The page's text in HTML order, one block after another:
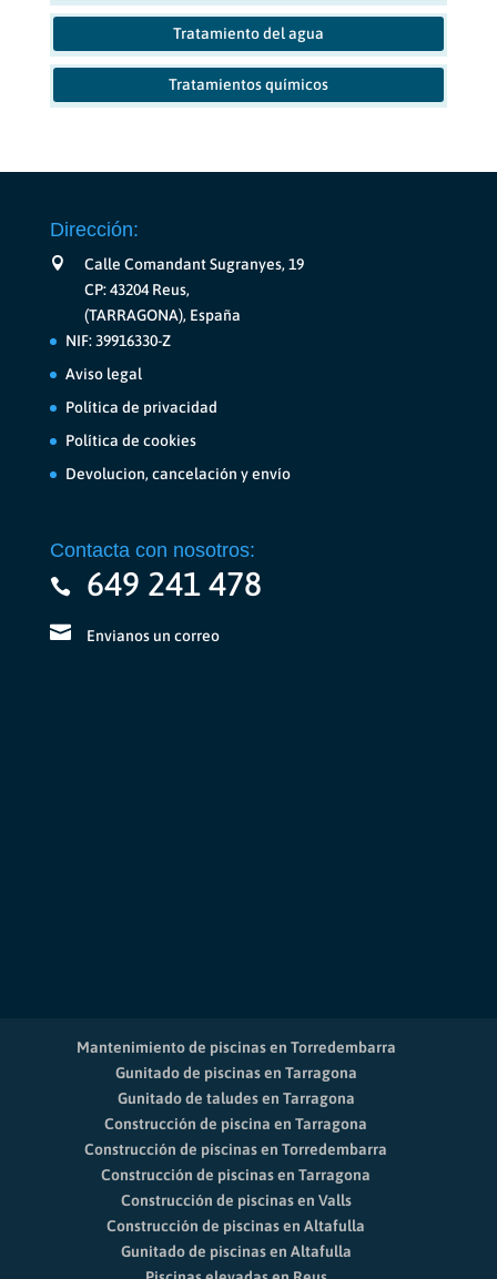
Tratamiento del agua
Tratamientos químicos
Dirección:
Calle Comandant Sugranyes, 19
CP: 43204 Reus,
(TARRAGONA), España
NIF: 39916330-Z
Aviso legal
Política de privacidad
Política de cookies
Devolucion, cancelación y envío
Contacta con nosotros:
649 241 478
Envianos un correo
Mantenimiento de piscinas en Torredembarra
Gunitado de piscinas en Tarragona
Gunitado de taludes en Tarragona
Construcción de piscina en Tarragona
Construcción de piscinas en Torredembarra
Construcción de piscinas en Tarragona
Construcción de piscinas en Valls
Construcción de piscinas en Altafulla
Gunitado de piscinas en Altafulla